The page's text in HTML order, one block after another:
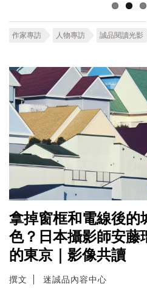
作家專訪 人物專訪 誠品閱讀光影
拿掉窗框和電線後的
色？日本攝影師安藤
的東京｜影像共讀
撰文 迷誠品內容中心